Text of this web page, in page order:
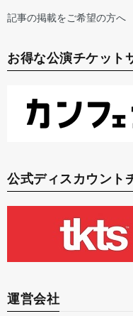
記事の掲載をご希望の方へ
お得な公演チケット
公式ディスカウント
運営会社